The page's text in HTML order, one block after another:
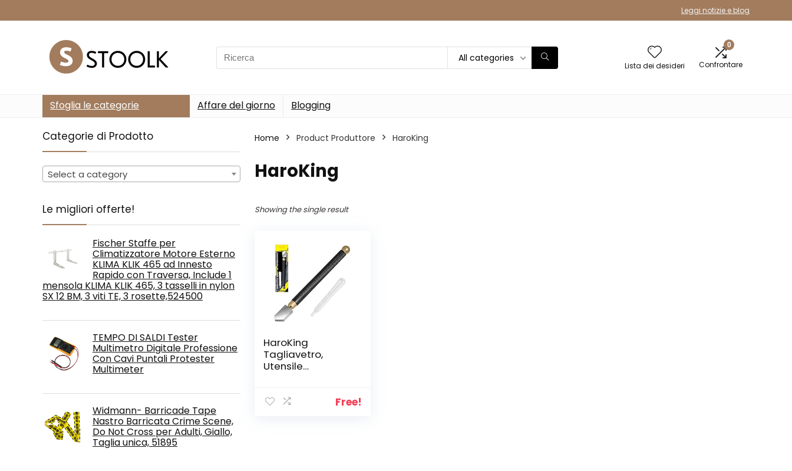
Leggi notizie e blog
Search
for:
All categories
Lista dei desideri
0
Confrontare
Sfoglia le categorie Affare del giorno Blogging
Categorie di Prodotto
Select a category
Le migliori offerte!
Fischer Staffe per
Climatizzatore Motore Esterno
KLIMA KLIK 465 ad Innesto
Rapido con Traversa, Include 1
mensola KLIMA KLIK 465, 3 tasselli in nylon
SX 12 BM, 3 viti TE, 3 rosette,524500
TEMPO DI SALDI Tester
Multimetro Digitale Professione
Con Cavi Puntali Protester
Multimeter
Widmann- Barricade Tape
Nastro Barricata Crime Scene,
Do Not Cross per Adulti, Giallo,
Taglia unica, 51895
Home Product Produttore ‎HaroKing
‎HaroKing
Showing the single result
HaroKing
Tagliavetro,
Utensile
Lubrificato RuotaFree!